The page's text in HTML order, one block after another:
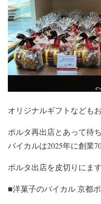
オリジナルギフトなども
ポルタ再出店とあって待
バイカルは2025年に創業70
ポルタ出店を皮切りにま
■洋菓子のバイカル 京都